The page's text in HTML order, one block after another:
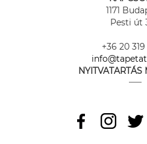
1171
Pesti út
+36 20
NYITVATARTÁS